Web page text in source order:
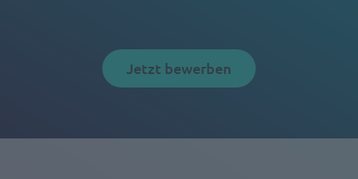
Jetzt bewerben